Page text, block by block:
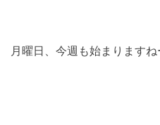
月曜日、今週も始まります